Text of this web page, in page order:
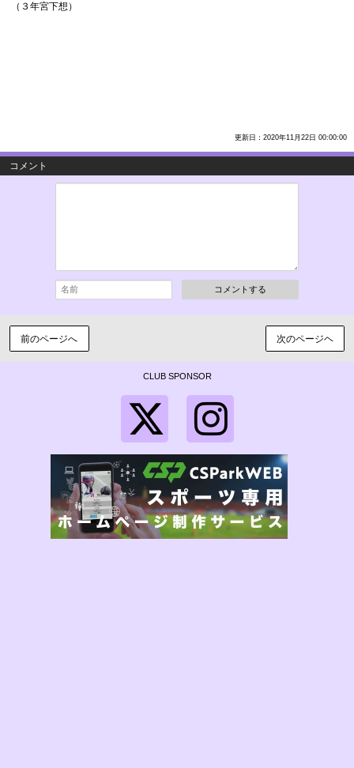
（３年宮下想）
更新日：2020年11月22日 00:00:00
コメント
コメントする
前のページへ 次のページヘ
CLUB SPONSOR